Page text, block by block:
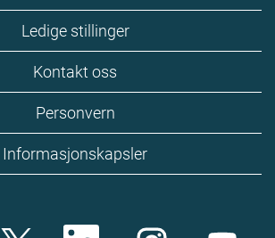
Ledige stillinger
Kontakt oss
Personvern
Informasjonskapsler
Å
Å